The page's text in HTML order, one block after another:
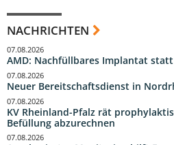
NACHRICHTEN
AMD: Nachfüllbares Implantat
07.08.2026
Neuer Bereitschaftsdienst in
07.08.2026
KV Rheinland-Pfalz rät
Befüllung abzurechnen
07.08.2026
07.08.2026